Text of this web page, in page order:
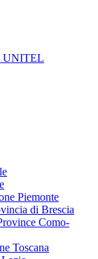
UNITEL
Piemonte
di Brescia
Como-
Toscana